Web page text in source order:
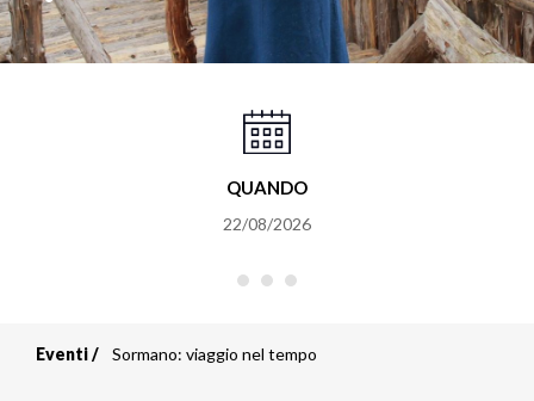
QUANDO
22/08/2026
Eventi Sormano: viaggio nel tempo